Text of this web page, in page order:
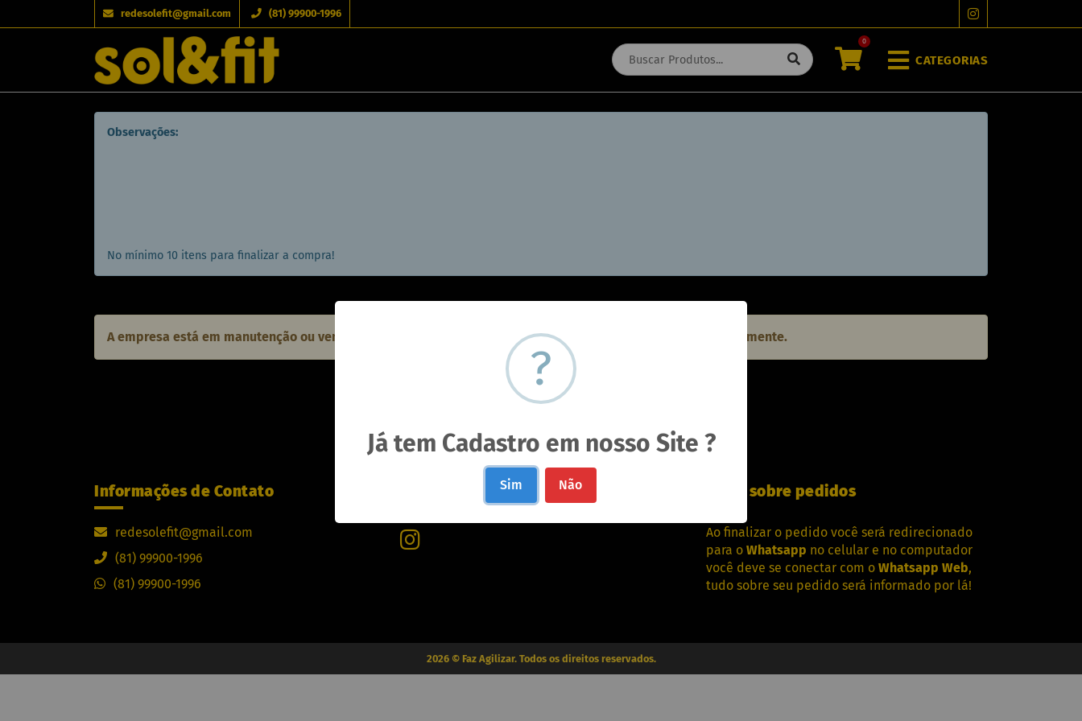
redesolefit@gmail.com (81) 99900-1996
0
CATEGORIAS
Observações:
No mínimo 10 itens para finalizar a compra!
A empresa está em manutenção ou vendas externas no momento e está com o CATÁLOGO inativo temporariamente.
Informações de Contato
redesolefit@gmail.com
(81) 99900-1996
(81) 99900-1996
Redes Sociais Aviso sobre pedidos
Ao finalizar o pedido você será redirecionado
para o Whatsapp no celular e no computador
você deve se conectar com o Whatsapp Web,
tudo sobre seu pedido será informado por lá!
2026 © Faz Agilizar. Todos os direitos reservados.
?
Já tem Cadastro em nosso Site ?
Sim Não